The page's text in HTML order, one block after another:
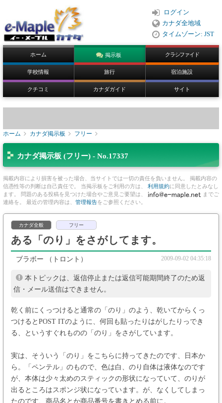
ログイン
カナダ全地域
タイムゾーン: JST
ホーム 掲示板 クラシファイド
学校情報 旅行 宿泊施設
クチコミ カナダガイド サイト
ホーム カナダ掲示板 フリー
カナダ掲示板 (フリー) - No.17337
掲載内容により損害を被った場合、当サイトでは一切の責任を負いません。 掲載内容の
信憑性等の判断は自己責任で。 当掲示板をご利用の方は、 利用規約に同意したとみなし
ます。 問題のある投稿を見つけた場合やご意見ご要望は、
までご
連絡を。 最近の管理内容は、 管理報告をご参照ください。
カナダ全般 フリー
ある「のり」をさがしてます。
ブラボー （トロント） 2009-09-02 04:35:18
本トピックは、返信停止または返信可能期間終了のため返
信・メール送信はできません。
乾く前にくっつけると通常の「のり」のよう、乾いてからくっ
つけるとPOST ITのように、何回も貼ったりはがしたりっでき
る、というすぐれものの「のり」をさがしています。
実は、そういう「のり」をこちらに持ってきたのです、日本か
ら。「ペンテル」のもので、色は白、のり自体は液体なのです
が、本体は少々太めのスティックの形状になっていて、のりが
出るところはスポンジ状になっています。が、なくしてしまっ
たのです、商品名とか商品番号を書きとめる前に。